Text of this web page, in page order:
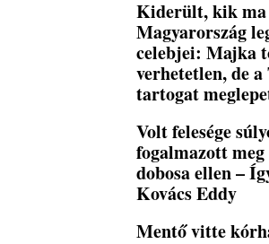
Kiderült, kik ma
Magyarország
celebjei: Majka
verhetetlen, de
tartogat
Volt felesége
fogalmazott
dobosa ellen –
Kovács Eddy
Mentő vitte